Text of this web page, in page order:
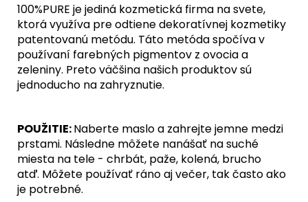
100%PURE je jediná kozmetická firma na svete,
ktorá využíva pre odtiene dekoratívnej kozmetiky
patentovanú metódu. Táto metóda spočíva v
používaní farebných pigmentov z ovocia a
zeleniny. Preto väčšina našich produktov sú
jednoducho na zahryznutie.
POUŽITIE:Naberte maslo a zahrejte jemne medzi
prstami. Následne môžete nanášať na suché
miesta na tele - chrbát, paže, kolená, brucho
atď. Môžete používať ráno aj večer, tak často ako
je potrebné.